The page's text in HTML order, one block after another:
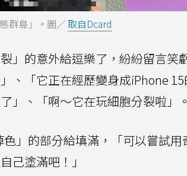
群島」。圖／取自Dcard
」的意外給逗樂了，紛紛留言笑
、「它正在經歷變身成iPhone
」、「啊～它在玩細胞分裂啦」
」的部分給填滿，「可以嘗試用
塗滿吧！」